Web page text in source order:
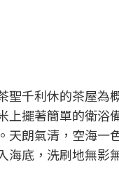
聖千利休的茶屋為
上擺著簡單的衛浴
天朗氣清，空海一
海底，洗刷地無影